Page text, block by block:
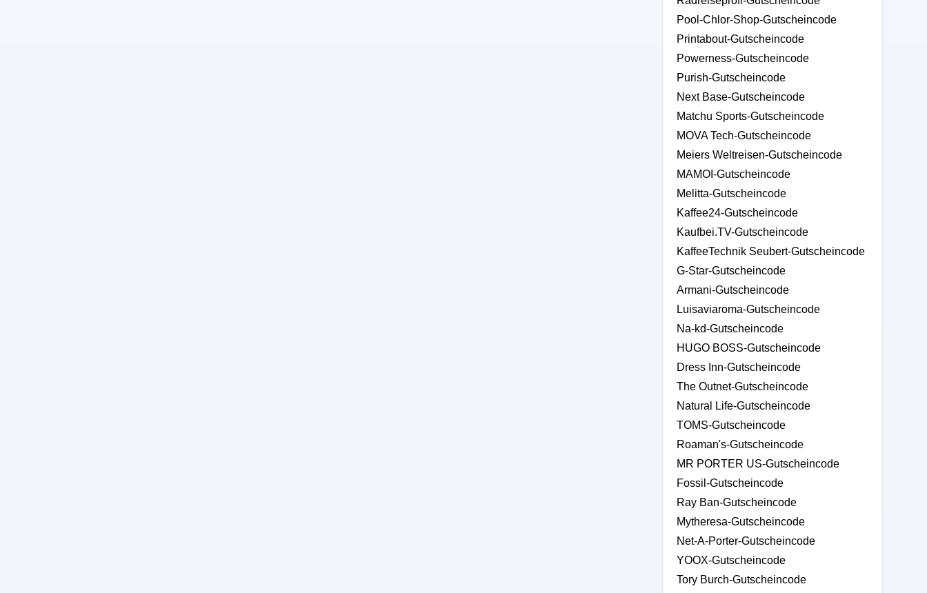
Pool-Chlor-Shop-Gutscheincode
Printabout-Gutscheincode
Powerness-Gutscheincode
Purish-Gutscheincode
Next Base-Gutscheincode
Matchu Sports-Gutscheincode
MOVA Tech-Gutscheincode
Meiers Weltreisen-Gutscheincode
MAMOI-Gutscheincode
Melitta-Gutscheincode
Kaffee24-Gutscheincode
Kaufbei.TV-Gutscheincode
KaffeeTechnik Seubert-Gutscheincode
G-Star-Gutscheincode
Armani-Gutscheincode
Luisaviaroma-Gutscheincode
Na-kd-Gutscheincode
HUGO BOSS-Gutscheincode
Dress Inn-Gutscheincode
The Outnet-Gutscheincode
Natural Life-Gutscheincode
TOMS-Gutscheincode
Roaman's-Gutscheincode
MR PORTER US-Gutscheincode
Fossil-Gutscheincode
Ray Ban-Gutscheincode
Mytheresa-Gutscheincode
Net-A-Porter-Gutscheincode
YOOX-Gutscheincode
Tory Burch-Gutscheincode